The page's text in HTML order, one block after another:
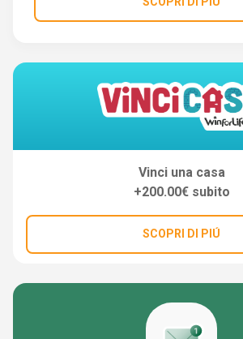
Vinci una casa
+200.00€ subito
SCOPRI DI PIÚ